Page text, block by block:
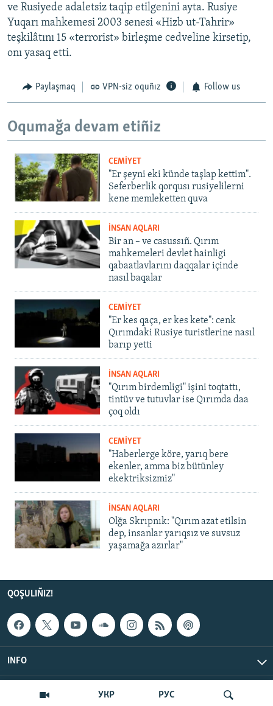
УКР РУС
ve Rusiyede adaletsiz taqip etilgenini ayta. Rusiye
Yuqarı mahkemesi 2003 senesi «Hizb ut-Tahrir»
teşkilâtını 15 «terrorist» birleşme cedveline kirsetip,
onı yasaq etti.
Paylaşmaq VPN-siz oquñız Follow us
Oqumağa devam etiñiz
CEMİYET
"Er şeyni eki künde taşlap kettim".
Seferberlik qorqusı rusiyelilerni
kene memleketten quva
İNSAN AQLARI
Bir an – ve casussıñ. Qırım
mahkemeleri devlet hainligi
qabaatlavlarını daqqalar içinde
nasıl baqalar
CEMİYET
"Er kes qaça, er kes kete": cenk
Qırımdaki Rusiye turistlerine nasıl
barıp yetti
İNSAN AQLARI
"Qırım birdemligi" işini toqtattı,
tintüv ve tutuvlar ise Qırımda daa
çoq oldı
CEMİYET
"Haberlerge köre, yarıq bere
ekenler, amma biz bütünley
ekektriksizmiz"
İNSAN AQLARI
Olğa Skrıpnık: "Qırım azat etilsin
dep, insanlar yarıqsız ve suvsuz
yaşamağa azırlar"
QOŞULIÑIZ!
INFO
© Qırım.Aqiqat, 2026 | All Rights Reserved.